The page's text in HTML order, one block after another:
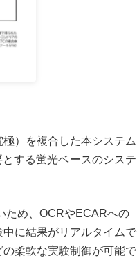
）を複合した本システム
する蛍光ベースのシステ
ため、OCRやECARへの
に結果がリアルタイムで
柔軟な実験制御が可能で